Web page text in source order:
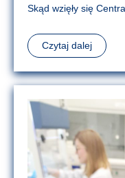
Skąd wzięły się
Czytaj dalej